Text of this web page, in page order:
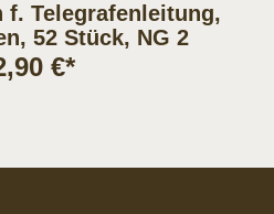
f. Telegrafenleitung,
52 Stück, NG 2
€*